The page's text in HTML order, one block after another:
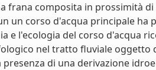
frana composita in prossimità
un corso d'acqua principale
e l'ecologia del corso d'acqua
nel tratto fluviale oggetto
presenza di una derivazione